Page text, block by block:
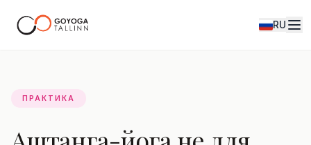
RU
ЖурналПРАКТИКА